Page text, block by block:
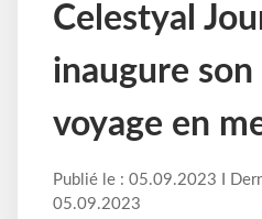
Celestyal
inaugure
voyage en
Publié le : 05.09.2023 I
05.09.2023